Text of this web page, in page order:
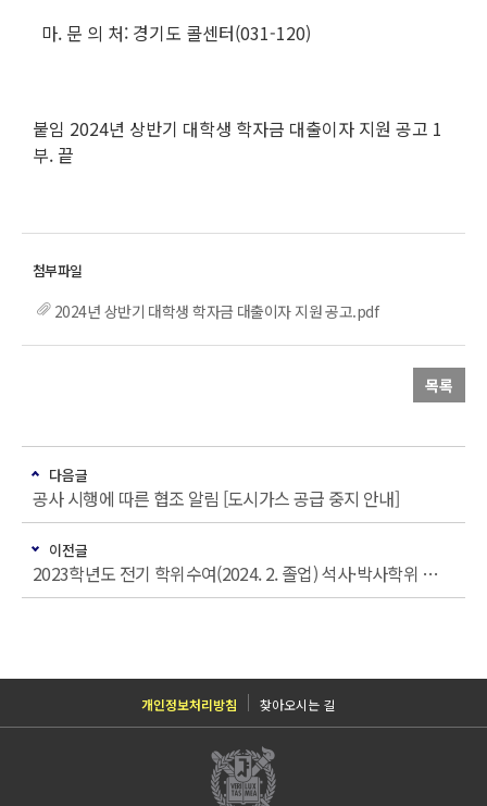
마. 문 의 처: 경기도 콜센터(031-120)
붙임 2024년 상반기 대학생 학자금 대출이자 지원 공고 1
부. 끝
2024년 상반기 대학생 학자금 대출이자 지원 공고.pdf
목록
다음글
공사 시행에 따른 협조 알림 [도시가스 공급 중지 안내]
이전글
2023학년도 전기 학위수여(2024. 2. 졸업) 석사·박사학위 최종인준 논문 제출 관련 안내
개인정보처리방침 찾아오시는 길